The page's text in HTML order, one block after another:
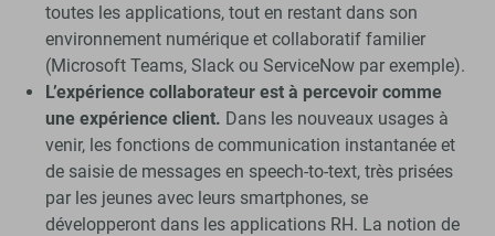
toutes les applications, tout en restant dans son
environnement numérique et collaboratif familier
(Microsoft Teams, Slack ou ServiceNow par exemple).
L’expérience collaborateur est à percevoir comme
une expérience client. Dans les nouveaux usages à
venir, les fonctions de communication instantanée et
de saisie de messages en speech-to-text, très prisées
par les jeunes avec leurs smartphones, se
développeront dans les applications RH. La notion de